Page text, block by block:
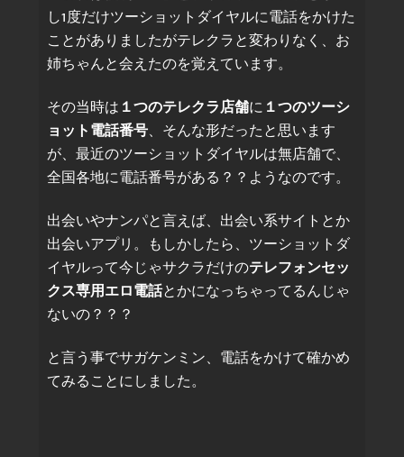
し1度だけツーショットダイヤルに電話をかけた
ことがありましたがテレクラと変わりなく、お
姉ちゃんと会えたのを覚えています。
その当時は １つのテレクラ店舗に １つのツーシ
ョット電話番号 、そんな形だったと思います
が、最近のツーショットダイヤルは無店舗で、
全国各地に電話番号がある？？ようなのです。
出会いやナンパと言えば、出会い系サイトとか
出会いアプリ。もしかしたら、ツーショットダ
イヤルって今じゃサクラだけのテレフォンセッ
クス専用エロ電話とかになっちゃってるんじゃ
ないの？？？
と言う事でサガケンミン、電話をかけて確かめ
てみることにしました。